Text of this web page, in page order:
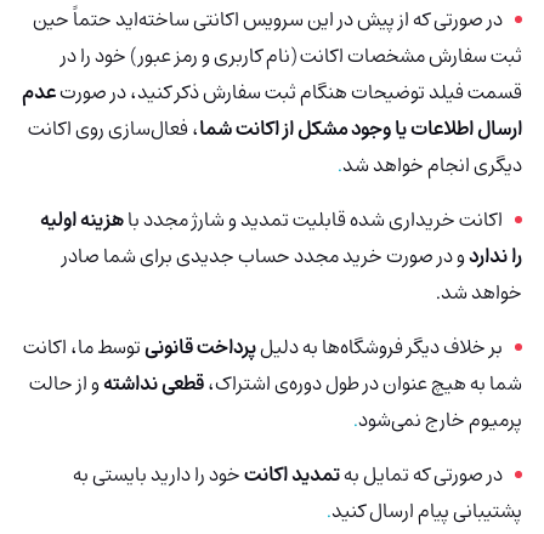
در صورتی که از پیش در این سرویس اکانتی ساخته‌اید حتماً حین
ثبت سفارش مشخصات اکانت (نام کاربری و رمز عبور) خود را در
قسمت فیلد توضیحات هنگام ثبت سفارش ذکر کنید، در صورتعدم
ارسال اطلاعات یا وجود مشکل از اکانت شما، فعال‌سازی روی اکانت
دیگری انجام خواهد شد.
اکانت‌ خریداری شده قابلیت تمدید و شارژ مجدد باهزینه اولیه
را نداردو در صورت خرید مجدد حساب جدیدی برای شما صادر
خواهد شد.
بر خلاف دیگر فروشگاه‌ها به دلیلپرداخت قانونیتوسط ما، اکانت
شما به هیچ عنوان در طول دوره‌ی اشتراک،قطعی نداشتهو از حالت
پرمیوم خارج نمی‌شود.
در صورتی که تمایل بهتمدید اکانتخود را دارید بایستی به
پشتیبانی پیام ارسال کنید.